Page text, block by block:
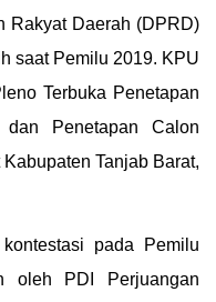
Rakyat Daerah (DPRD)
saat Pemilu 2019. KPU
Terbuka Penetapan
Penetapan Calon
Tanjab Barat,
pada Pemilu
oleh PDI Perjuangan